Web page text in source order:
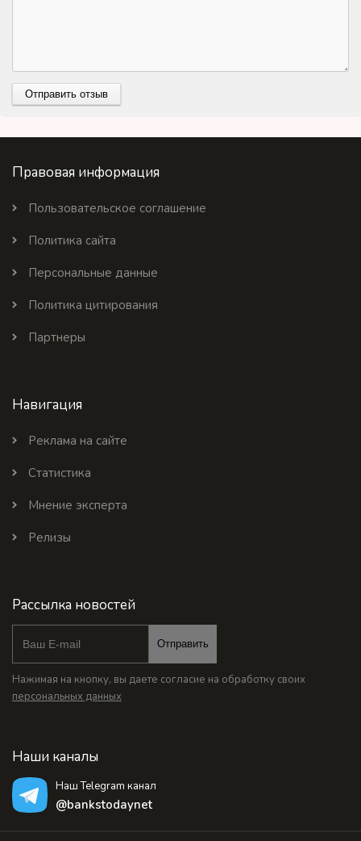
Правовая информация
Пользовательское соглашение
Политика сайта
Персональные данные
Политика цитирования
Партнеры
Навигация
Реклама на сайте
Статистика
Мнение эксперта
Релизы
Рассылка новостей
Отправить
Нажимая на кнопку, вы даете согласие на обработку своих
персональных данных
Наши каналы
Наш Telegram канал
@bankstodaynet